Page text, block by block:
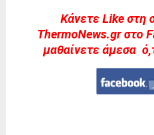
Kάνετε Like στη
ThermoNews.gr στο
μαθαίνετε άμεσα